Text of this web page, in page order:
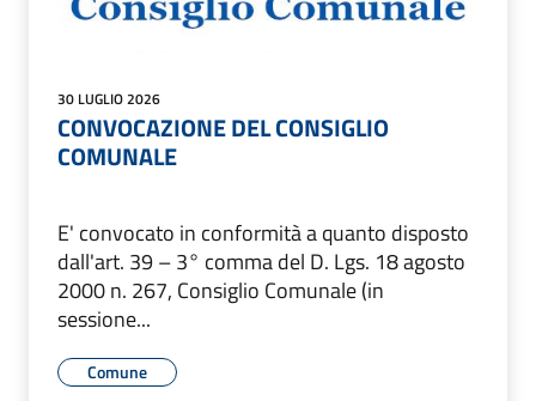
30 LUGLIO 2026
CONVOCAZIONE DEL CONSIGLIO
COMUNALE
E' convocato in conformità a quanto disposto
dall'art. 39 – 3° comma del D. Lgs. 18 agosto
2000 n. 267, Consiglio Comunale (in
sessione...
Comune